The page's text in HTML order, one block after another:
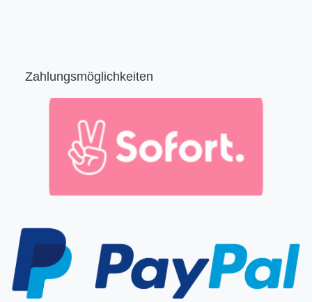
Zahlungsmöglichkeiten